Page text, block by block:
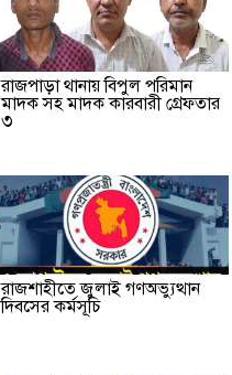
রাজপাড়া থানায় বিপুল পরিমান
মাদক সহ মাদক কারবারী গ্রেফতার
৩
রাজশাহীতে জুলাই গণঅভ্যুত্থান
দিবসের কর্মসূচি